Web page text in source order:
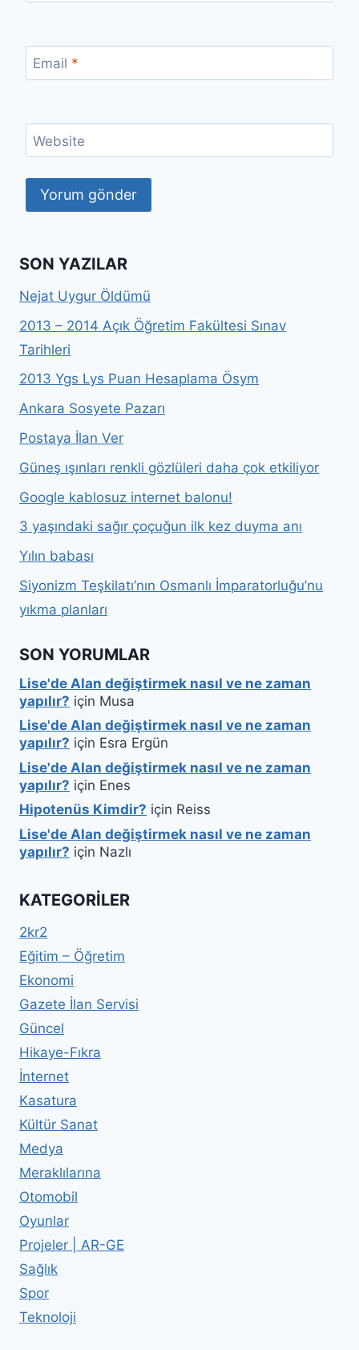
Email *
Website
SON YAZILAR
Nejat Uygur Öldümü
2013 – 2014 Açık Öğretim Fakültesi Sınav
Tarihleri
2013 Ygs Lys Puan Hesaplama Ösym
Ankara Sosyete Pazarı
Postaya İlan Ver
Güneş ışınları renkli gözlüleri daha çok etkiliyor
Google kablosuz internet balonu!
3 yaşındaki sağır çoçuğun ilk kez duyma anı
Yılın babası
Siyonizm Teşkilatı’nın Osmanlı İmparatorluğu’nu
yıkma planları
SON YORUMLAR
Lise'de Alan değiştirmek nasıl ve ne zaman
yapılır? için Musa
Lise'de Alan değiştirmek nasıl ve ne zaman
yapılır? için Esra Ergün
Lise'de Alan değiştirmek nasıl ve ne zaman
yapılır? için Enes
Hipotenüs Kimdir? için Reiss
Lise'de Alan değiştirmek nasıl ve ne zaman
yapılır? için Nazlı
KATEGORILER
2kr2
Eğitim – Öğretim
Ekonomi
Gazete İlan Servisi
Güncel
Hikaye-Fıkra
İnternet
Kasatura
Kültür Sanat
Medya
Meraklılarına
Otomobil
Oyunlar
Projeler | AR-GE
Sağlık
Spor
Teknoloji